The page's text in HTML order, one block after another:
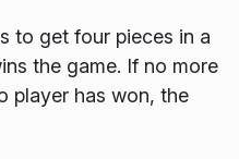
to get four pieces in a
the game. If no more
player has won, the